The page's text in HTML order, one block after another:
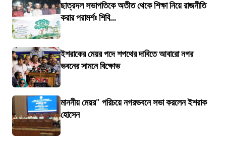
ছাত্রদল সভাপতিকে অতীত থেকে শিক্ষা নিয়ে রাজনীতি
করার পরামর্শঃ শিবি...
ইশরাকের মেয়র পদে শপথের দাবিতে আবারো নগর
ভবনের সামনে বিক্ষোভ
মাননীয় মেয়র" পরিচয়ে নগরভবনে সভা করলেন ইশরাক
হোসেন